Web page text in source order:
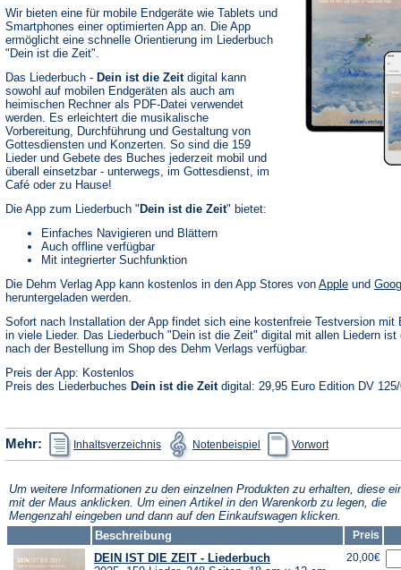
Wir bieten eine für mobile Endgeräte wie Tablets und
Smartphones einer optimierten App an. Die App
ermöglicht eine schnelle Orientierung im Liederbuch
"Dein ist die Zeit".
Das Liederbuch - Dein ist die Zeitdigital kann
sowohl auf mobilen Endgeräten als auch am
heimischen Rechner als PDF-Datei verwendet
werden. Es erleichtert die musikalische
Vorbereitung, Durchführung und Gestaltung von
Gottesdiensten und Konzerten. So sind die 159
Lieder und Gebete des Buches jederzeit mobil und
überall einsetzbar - unterwegs, im Gottesdienst, im
Café oder zu Hause!
Die App zum Liederbuch " Dein ist die Zeit" bietet:
Einfaches Navigieren und Blättern
Auch offline verfügbar
Mit integrierter Suchfunktion
Die Dehm Verlag App kann kostenlos in den App Stores von Apple(Öffnet
neuen
Tab)
und
heruntergeladen werden.
Sofort nach Installation der App findet sich eine kostenfreie Testversion mit
in viele Lieder. Das Liederbuch "Dein ist die Zeit" digital mit allen Liedern ist
nach der Bestellung im Shop des Dehm Verlags verfügbar.
Preis der App: Kostenlos
Preis des Liederbuches Dein ist die Zeitdigital: 29,95 Euro Edition DV
Mehr: Inhaltsverzeichnis
(Öffnet
in
einem
Tab)
Notenbeispiel
(Öffnet
in
einem
Tab)
Vorwortin
einem
Tab)
Um weitere Informationen zu den einzelnen Produkten zu erhalten, diese
mit der Maus anklicken. Um einen Artikel in den Warenkorb zu legen, die
Mengenzahl eingeben und dann auf den Einkaufswagen klicken.
Beschreibung
Preis
DEIN IST DIE ZEIT - Liederbuch
20,00€